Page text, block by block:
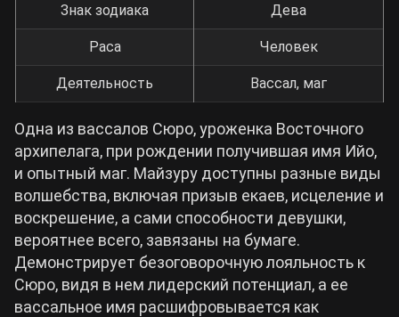
Знак зодиака Дева
Раса Человек
Деятельность Вассал, маг
Одна из вассалов Сюро, уроженка Восточного
архипелага, при рождении получившая имя Ийо,
и опытный маг. Майзуру доступны разные виды
волшебства, включая призыв екаев, исцеление и
воскрешение, а сами способности девушки,
вероятнее всего, завязаны на бумаге.
Демонстрирует безоговорочную лояльность к
Сюро, видя в нем лидерский потенциал, а ее
вассальное имя расшифровывается как